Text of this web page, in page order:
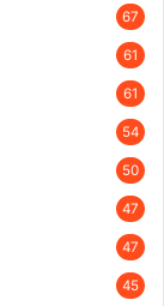
67
61
61
54
50
47
47
45